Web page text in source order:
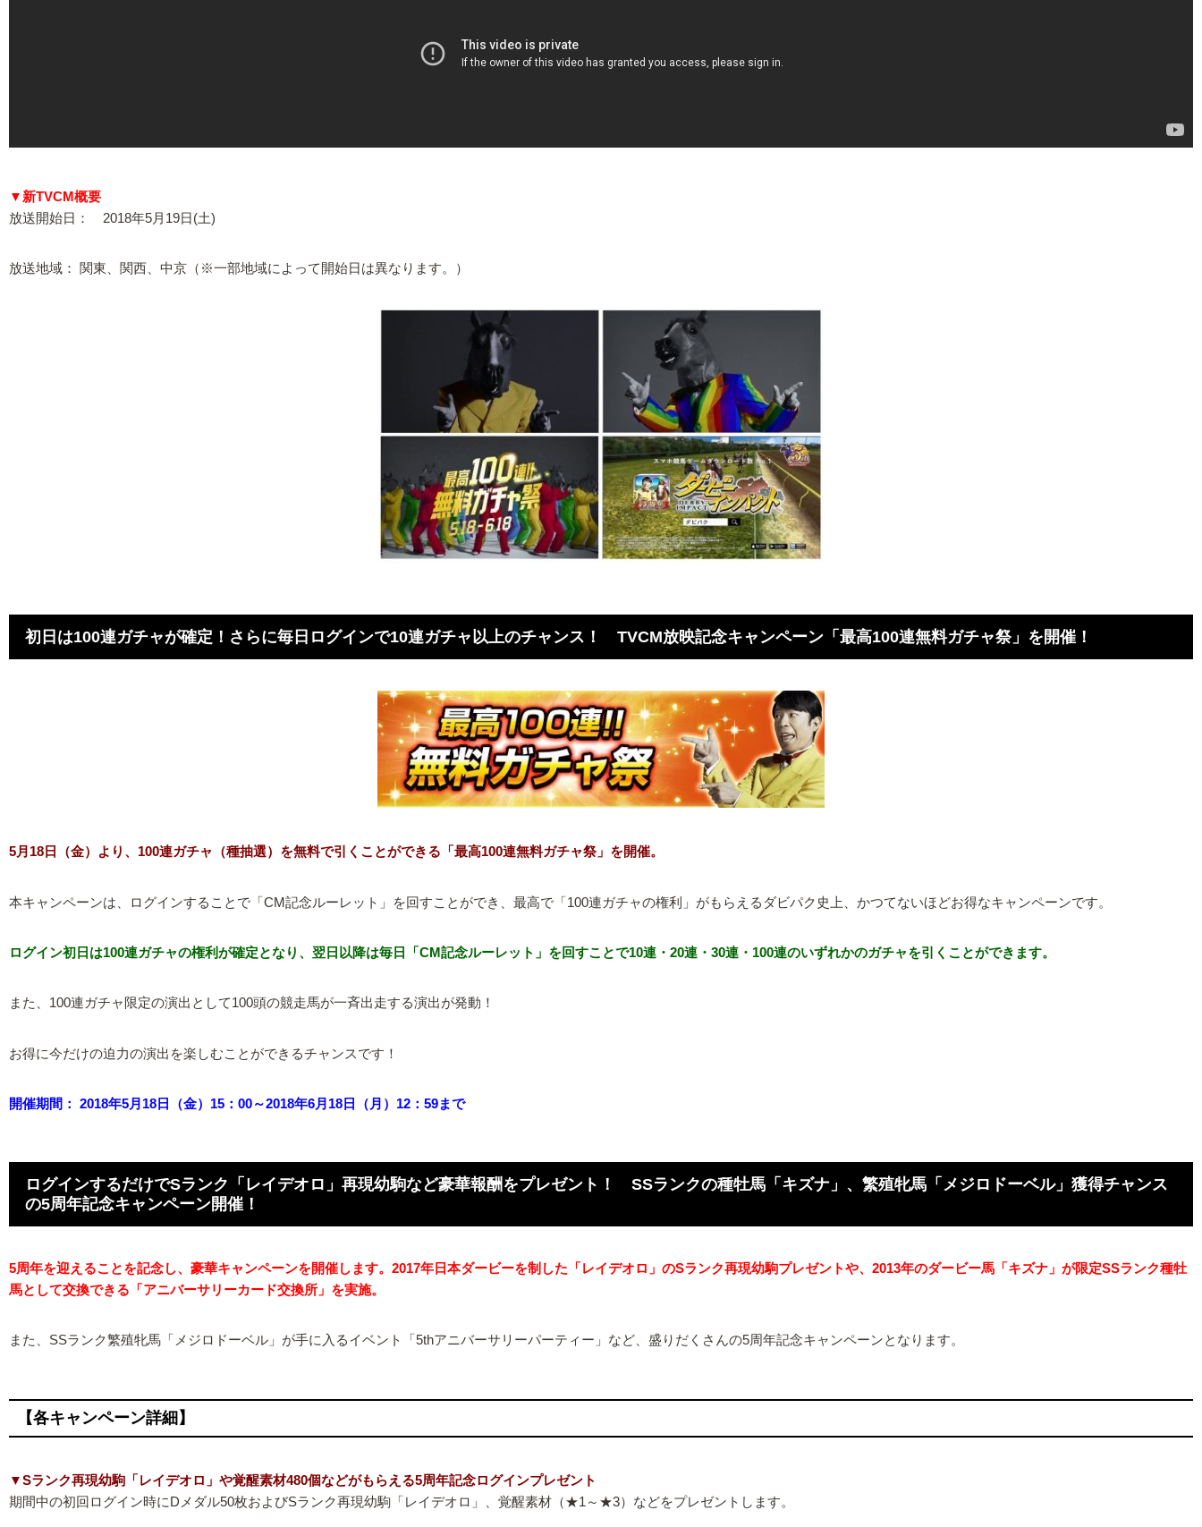
▼新TVCM概要
放送開始日： 2018年5月19日(土)
放送地域： 関東、関西、中京（※一部地域によって開始日は異なります。）
初日は100連ガチャが確定！さらに毎日ログインで10連ガチャ以上のチャンス！ TVCM放映記念キャンペーン「最高100連無料ガチャ祭」を開催！
5月18日（金）より、100連ガチャ（種抽選）を無料で引くことができる「最高100連無料ガチャ祭」を開催。
本キャンペーンは、ログインすることで「CM記念ルーレット」を回すことができ、最高で「100連ガチャの権利」がもらえるダビパク史上、かつてないほどお得なキャンペーンです。
ログイン初日は100連ガチャの権利が確定となり、翌日以降は毎日「CM記念ルーレット」を回すことで10連・20連・30連・100連のいずれかのガチャを引くことができます。
また、100連ガチャ限定の演出として100頭の競走馬が一斉出走する演出が発動！
お得に今だけの迫力の演出を楽しむことができるチャンスです！
開催期間： 2018年5月18日（金）15：00～2018年6月18日（月）12：59まで
ログインするだけでSランク「レイデオロ」再現幼駒など豪華報酬をプレゼント！ SSランクの種牡馬「キズナ」、繁殖牝馬「メジロドーベル」獲得チャンス
の5周年記念キャンペーン開催！
5周年を迎えることを記念し、豪華キャンペーンを開催します。2017年日本ダービーを制した「レイデオロ」のSランク再現幼駒プレゼントや、2013年のダービー馬「キズナ」が限定SSランク種牡
馬として交換できる「アニバーサリーカード交換所」を実施。
また、SSランク繁殖牝馬「メジロドーベル」が手に入るイベント「5thアニバーサリーパーティー」など、盛りだくさんの5周年記念キャンペーンとなります。
【各キャンペーン詳細】
▼Sランク再現幼駒「レイデオロ」や覚醒素材480個などがもらえる5周年記念ログインプレゼント
期間中の初回ログイン時にDメダル50枚およびSランク再現幼駒「レイデオロ」、覚醒素材（★1～★3）などをプレゼントします。